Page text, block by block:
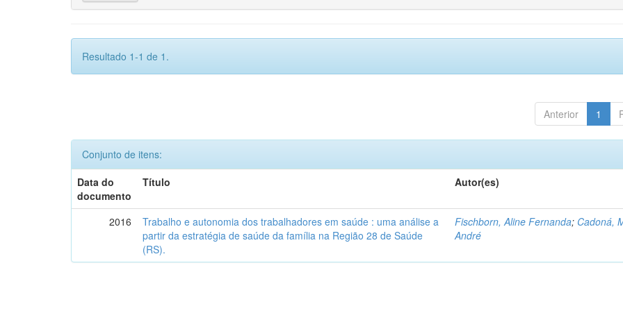
Resultado 1-1 de 1.
Anterior 1
Conjunto de itens:
Data do
documento
Título Autor(es)
2016
Trabalho e autonomia dos trabalhadores em saúde : uma análise a
partir da estratégia de saúde da família na Região 28 de Saúde
(RS).
Fischborn, Aline Fernanda; Cadoná,
André